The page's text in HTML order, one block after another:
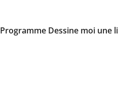
Programme Dessine moi une